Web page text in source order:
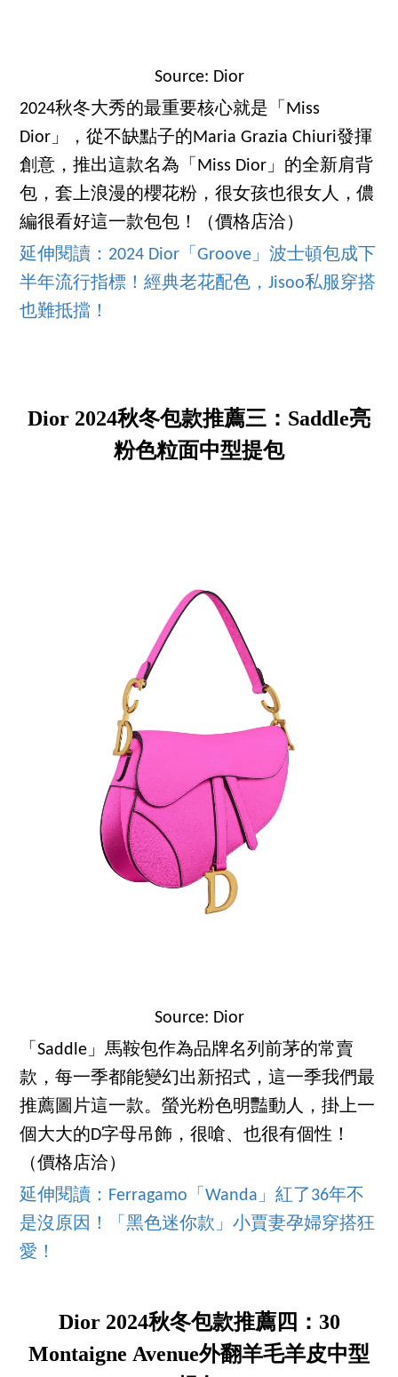
Source: Dior
2024秋冬大秀的最重要核心就是「Miss
Dior」，從不缺點子的Maria Grazia Chiuri發揮
創意，推出這款名為「Miss Dior」的全新肩背
包，套上浪漫的櫻花粉，很女孩也很女人，儂
編很看好這一款包包！（價格店洽）
延伸閱讀：2024 Dior「Groove」波士頓包成下
半年流行指標！經典老花配色，Jisoo私服穿搭
也難抵擋！
Dior 2024秋冬包款推薦三：Saddle亮
粉色粒面中型提包
Source: Dior
「Saddle」馬鞍包作為品牌名列前茅的常賣
款，每一季都能變幻出新招式，這一季我們最
推薦圖片這一款。螢光粉色明豔動人，掛上一
個大大的D字母吊飾，很嗆、也很有個性！
（價格店洽）
延伸閱讀：Ferragamo「Wanda」紅了36年不
是沒原因！「黑色迷你款」小賈妻孕婦穿搭狂
愛！
Dior 2024秋冬包款推薦四：30
Montaigne Avenue外翻羊毛羊皮中型